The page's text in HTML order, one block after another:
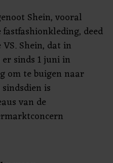
Shein, vooral
deed
Shein, dat in
sinds 1 juni in
om te buigen naar
is
van de